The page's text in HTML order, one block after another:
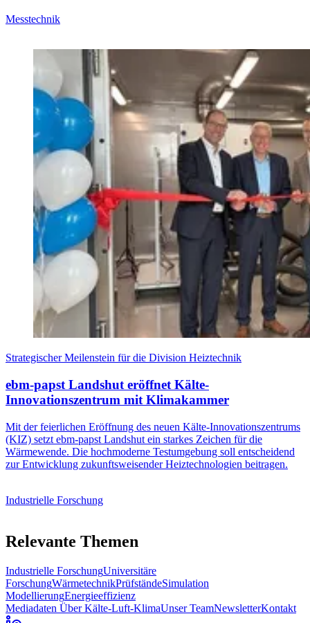
Messtechnik
Strategischer Meilenstein für die Division Heiztechnik
ebm‑papst Landshut eröffnet Kälte-
Innovationszentrum mit Klimakammer
Mit der feierlichen Eröffnung des neuen Kälte-Innovationszentrums
(KIZ) setzt ebm‑papst Landshut ein starkes Zeichen für die
Wärmewende. Die hochmoderne Testumgebung soll entscheidend
zur Entwicklung zukunftsweisender Heiztechnologien beitragen.
Industrielle Forschung
Relevante Themen
Industrielle ForschungUniversitäre
ForschungWärmetechnikPrüfständeSimulation
ModellierungEnergieeffizienz
Mediadaten Über Kälte-Luft-KlimaUnser TeamNewsletterKontakt